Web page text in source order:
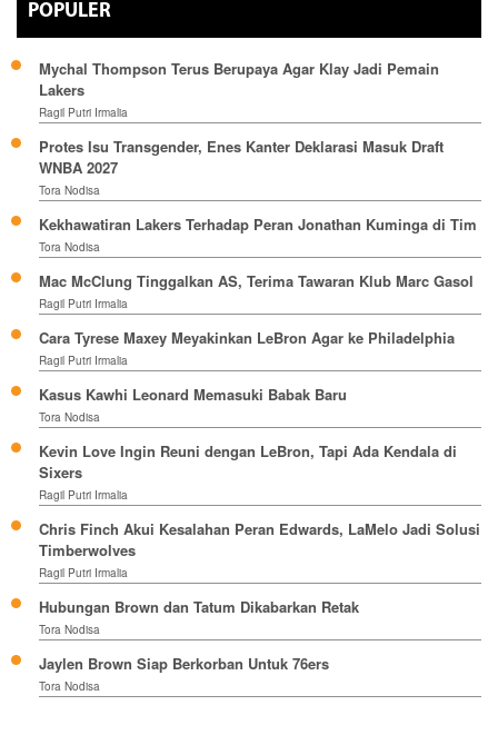
POPULER
Mychal Thompson Terus Berupaya Agar Klay Jadi Pemain
Lakers
Ragil Putri Irmalia
Protes Isu Transgender, Enes Kanter Deklarasi Masuk Draft
WNBA 2027
Tora Nodisa
Kekhawatiran Lakers Terhadap Peran Jonathan Kuminga di Tim
Tora Nodisa
Mac McClung Tinggalkan AS, Terima Tawaran Klub Marc Gasol
Ragil Putri Irmalia
Cara Tyrese Maxey Meyakinkan LeBron Agar ke Philadelphia
Ragil Putri Irmalia
Kasus Kawhi Leonard Memasuki Babak Baru
Tora Nodisa
Kevin Love Ingin Reuni dengan LeBron, Tapi Ada Kendala di
Sixers
Ragil Putri Irmalia
Chris Finch Akui Kesalahan Peran Edwards, LaMelo Jadi Solusi
Timberwolves
Ragil Putri Irmalia
Hubungan Brown dan Tatum Dikabarkan Retak
Tora Nodisa
Jaylen Brown Siap Berkorban Untuk 76ers
Tora Nodisa